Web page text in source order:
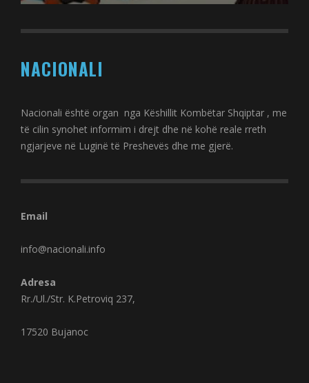
NACIONALI
Nacionali është organ nga Këshillit Kombëtar Shqiptar , me
të cilin synohet informim i drejt dhe në kohë reale rreth
ngjarjeve në Luginë të Preshevës dhe me gjerë.
Email
info@nacionali.info
Adresa
Rr./Ul./Str. K.Petroviq 237,
17520 Bujanoc